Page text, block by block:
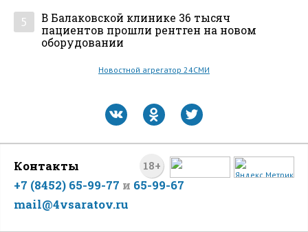
5
В Балаковской клинике 36 тысяч
пациентов прошли рентген на новом
оборудовании
Новостной агрегатор 24СМИ
18+
Контакты
+7 (8452) 65-99-77 и 65-99-67
mail@4vsaratov.ru